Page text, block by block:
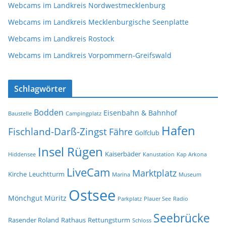
Webcams im Landkreis Nordwestmecklenburg
Webcams im Landkreis Mecklenburgische Seenplatte
Webcams im Landkreis Rostock
Webcams im Landkreis Vorpommern-Greifswald
Schlagwörter
Baustelle Bodden Campingplatz Eisenbahn & Bahnhof
Fischland-Darß-Zingst Fähre Golfclub Hafen
Hiddensee Insel Rügen Kaiserbäder Kanustation Kap Arkona
Kirche Leuchtturm LiveCam Marina Marktplatz Museum
Mönchgut Müritz Ostsee Parkplatz Plauer See Radio
Rasender Roland Rathaus Rettungsturm Schloss Seebrücke